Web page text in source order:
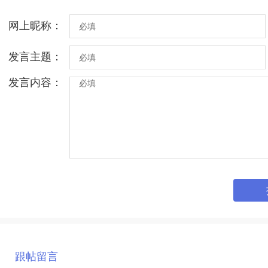
网上昵称：
发言主题：
发言内容：
跟帖留言